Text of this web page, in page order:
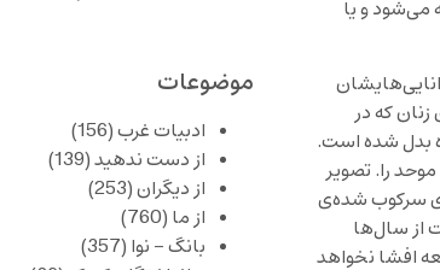
می‌شود و یا
که در
مبارزه‌ای هر روز‌ه بدل شده است.
را. تصویر
سرکوب شده‌‌ی
از سال‌ها
افشا نخواهد
موضوعات
ادبیات غرب(156)
از دست ندهید(139)
از دیگران(253)
از ما (760)
بانگ – نوا (357)